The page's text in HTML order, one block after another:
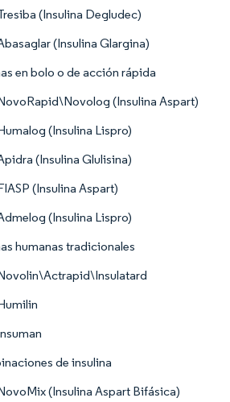
(Insulina Degludec)
(Insulina Glargina)
en bolo o de acción rápida
(Insulina Aspart)
(Insulina Lispro)
(Insulina Glulisina)
(Insulina Aspart)
(Insulina Lispro)
humanas tradicionales
de insulina
(Insulina Aspart Bifásica)